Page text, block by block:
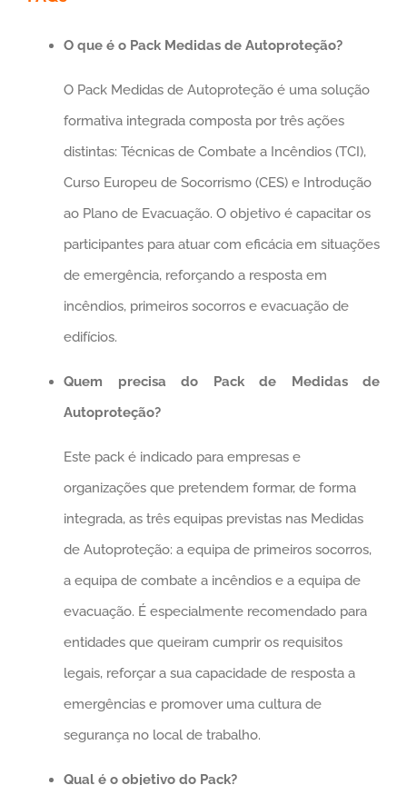
O que é o Pack Medidas de Autoproteção?
O Pack Medidas de Autoproteção é uma solução
formativa integrada composta por três ações
distintas: Técnicas de Combate a Incêndios (TCI),
Curso Europeu de Socorrismo (CES) e Introdução
ao Plano de Evacuação. O objetivo é capacitar os
participantes para atuar com eficácia em situações
de emergência, reforçando a resposta em
incêndios, primeiros socorros e evacuação de
edifícios.
Quem precisa do Pack de Medidas de
Autoproteção?
Este pack é indicado para empresas e
organizações que pretendem formar, de forma
integrada, as três equipas previstas nas Medidas
de Autoproteção: a equipa de primeiros socorros,
a equipa de combate a incêndios e a equipa de
evacuação. É especialmente recomendado para
entidades que queiram cumprir os requisitos
legais, reforçar a sua capacidade de resposta a
emergências e promover uma cultura de
segurança no local de trabalho.
Qual é o objetivo do Pack?